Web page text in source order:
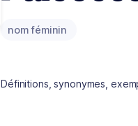
nom féminin
Définitions, synonymes,